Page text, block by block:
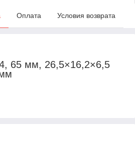
Оплата Условия возврата
65 мм, 26,5×16,2×6,5